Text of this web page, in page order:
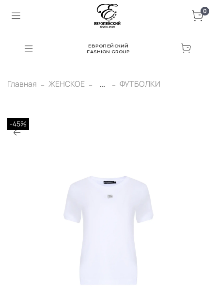
0
ЕВРОПЕЙСКИЙ
FASHION GROUP
Главная ЖЕНСКОЕ ... ФУТБОЛКИ
-45%